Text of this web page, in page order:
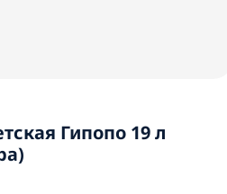
Гипопо 19 л